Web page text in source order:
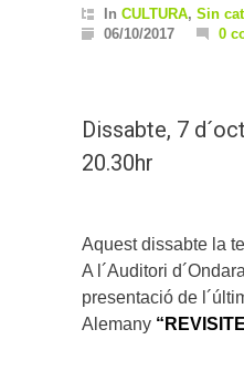
In CULTURA, Sin
06/10/2017
0
Dissabte, 7
20.30hr
Aquest dissabte la
A l´Auditori
presentació de
Alemany